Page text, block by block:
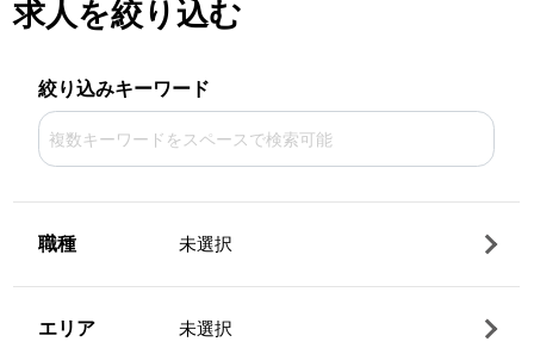
求人を絞り込む
絞り込みキーワード
職種 未選択
エリア 未選択